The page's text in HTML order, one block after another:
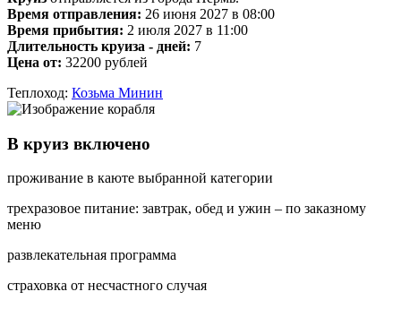
Время отправления: 26 июня 2027 в 08:00
Время прибытия: 2 июля 2027 в 11:00
Длительность круиза - дней: 7
Цена от: 32200 рублей
Теплоход: Козьма Минин
В круиз включено
проживание в каюте выбранной категории
трехразовое питание: завтрак, обед и ужин – по заказному
меню
развлекательная программа
страховка от несчастного случая